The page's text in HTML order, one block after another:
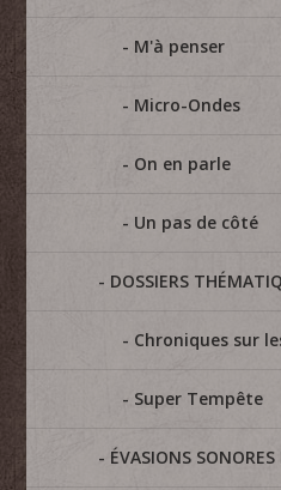
M'à penser
Micro-Ondes
On en parle
Un pas de côté
DOSSIERS
Chroniques sur
Super Tempête
ÉVASIONS